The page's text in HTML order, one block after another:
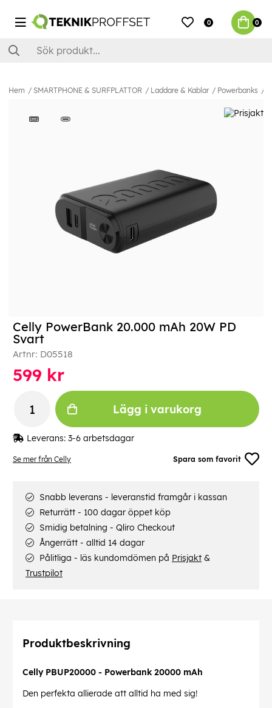
0 0
Hem SMARTPHONE & SURFPLATTOR Laddare & Kablar Powerbanks
Se mer från Celly Spara som favorit
Celly PowerBank 20.000 mAh 20W PD
Svart
Artnr: D05518
599 kr
Lägg i varukorg
Leverans: 3-6 arbetsdagar
Snabb leverans - leveranstid framgår i kassan
Returrätt - 100 dagar öppet köp
Smidig betalning - Qliro Checkout
Ångerrätt - alltid 14 dagar
Pålitliga - läs kundomdömen på Prisjakt &
Trustpilot
Produktbeskrivning
Celly PBUP20000 - Powerbank 20000 mAh
Den perfekta allierade att alltid ha med sig!